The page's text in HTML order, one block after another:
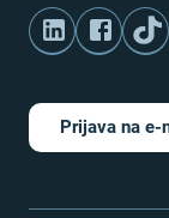
Prijava na e-